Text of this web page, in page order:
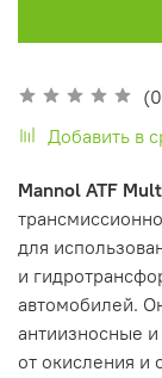
Добавить в
Mannol ATF
для
и
автомобилей.
антиизносные и
от окисления и